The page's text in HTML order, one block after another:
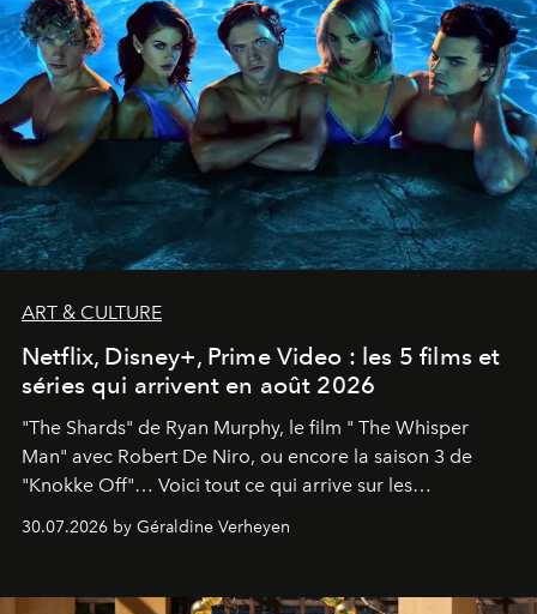
ART & CULTURE
Netflix, Disney+, Prime Video : les 5 films et
séries qui arrivent en août 2026
"The Shards" de Ryan Murphy, le film " The Whisper
Man" avec Robert De Niro, ou encore la saison 3 de
"Knokke Off"… Voici tout ce qui arrive sur les
plateformes de streaming en août 2026.
30.07.2026 by Géraldine Verheyen